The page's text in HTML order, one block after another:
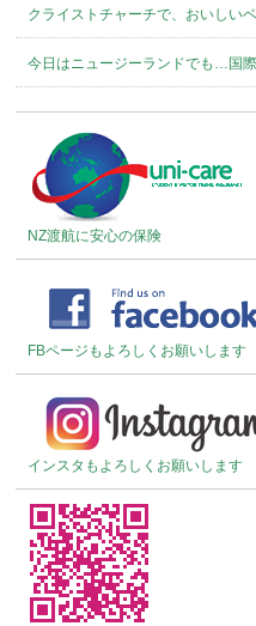
クライストチャーチで、おいしい
今日はニュージーランドでも…国
NZ渡航に安心の保険
FBページもよろしくお願いします
インスタもよろしくお願いします